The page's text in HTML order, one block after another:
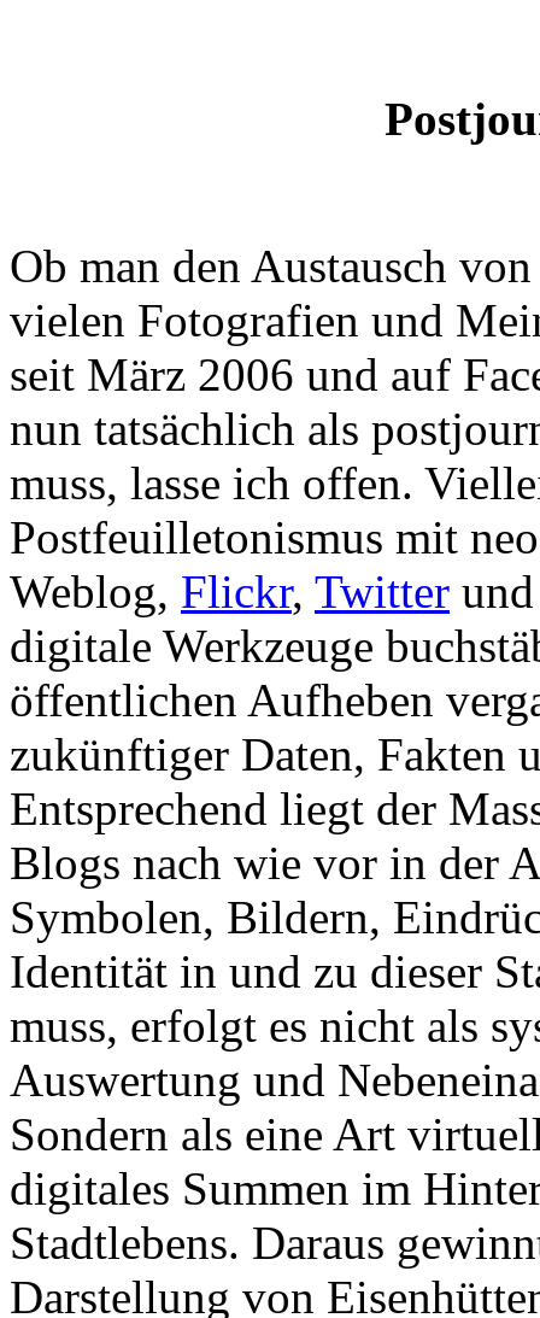
Ob man den Austausch
vielen Fotografien und
seit März 2006 und auf
nun tatsächlich als
muss, lasse ich offen.
Postfeuilletonismus mit
Weblog, Flickr, Twitter
digitale Werkzeuge
öffentlichen Aufheben
zukünftiger Daten, Fakten
Entsprechend liegt der
Blogs nach wie vor in der
Symbolen, Bildern,
Identität in und zu dieser
muss, erfolgt es nicht als
Auswertung und
Sondern als eine Art
digitales Summen im
Stadtlebens. Daraus
Darstellung von